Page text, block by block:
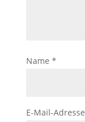
Name *
E-Mail-Adresse